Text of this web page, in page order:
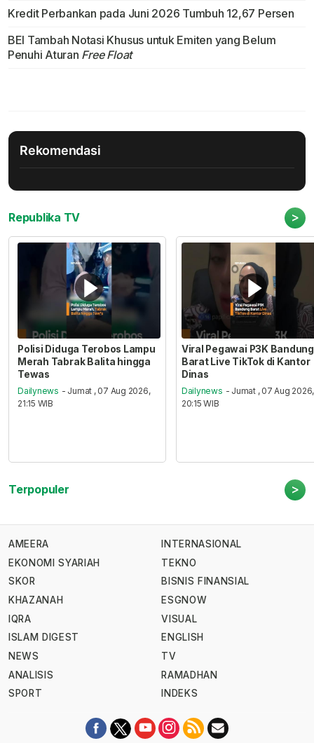
Kredit Perbankan pada Juni 2026 Tumbuh 12,67 Persen
BEI Tambah Notasi Khusus untuk Emiten yang Belum
Penuhi Aturan Free Float
Rekomendasi
Republika TV >
Polisi Diduga Terobos Lampu
Merah Tabrak Balita hingga
Tewas
Dailynews - Jumat , 07 Aug 2026,
21:15 WIB
Viral Pegawai P3K Bandung
Barat Live TikTok di Kantor
Dinas
Dailynews - Jumat , 07 Aug 2026,
20:15 WIB
Terpopuler >
AMEERA
EKONOMI SYARIAH
SKOR
KHAZANAH
IQRA
ISLAM DIGEST
NEWS
ANALISIS
SPORT
INTERNASIONAL
TEKNO
BISNIS FINANSIAL
ESGNOW
VISUAL
ENGLISH
TV
RAMADHAN
INDEKS